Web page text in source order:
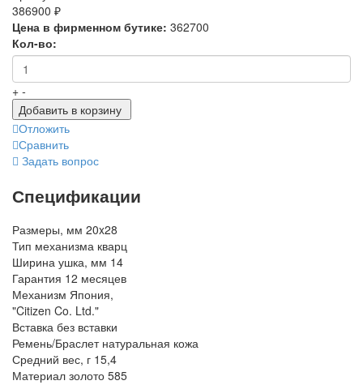
386900 ₽
Цена в фирменном бутике: 362700
Кол-во:
+ -
Добавить в корзину
Отложить
Сравнить
Задать вопрос
Спецификации
Размеры, мм 20x28
Тип механизма кварц
Ширина ушка, мм 14
Гарантия 12 месяцев
Механизм Япония,
"Citizen Co. Ltd."
Вставка без вставки
Ремень/Браслет натуральная кожа
Средний вес, г 15,4
Материал золото 585